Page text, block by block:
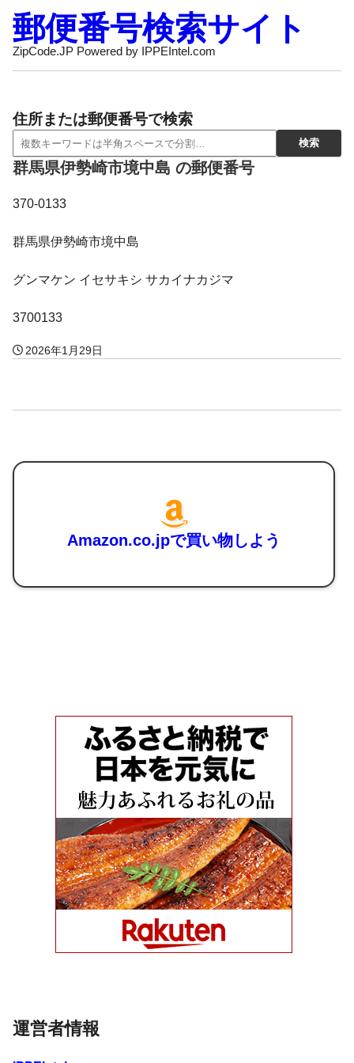
郵便番号検索サイト
ZipCode.JP Powered by IPPEIntel.com
住所または郵便番号で検索
群馬県伊勢崎市境中島 の郵便番号
370-0133
群馬県伊勢崎市境中島
グンマケン イセサキシ サカイナカジマ
3700133
2026年1月29日
Amazon.co.jpで買い物しよう
運営者情報